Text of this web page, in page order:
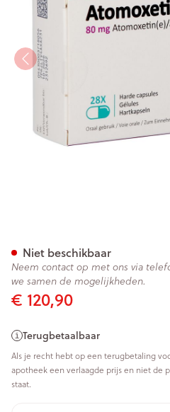
€ 120,90
Terugbetaalbaar
Als je recht hebt op een terugbetaling
apotheek een verlaagde prijs en niet de
staat.
Niet beschikbaar
Neem contact op met ons via
we samen de mogelijkheden.